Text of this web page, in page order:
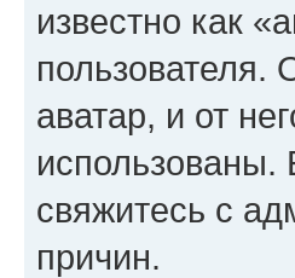
известно как
пользователя.
аватар, и от
использованы.
свяжитесь с
причин.